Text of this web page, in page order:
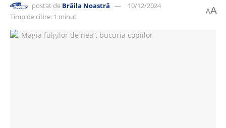
postat de Brăila Noastră
10/12/2024
Timp de citire: 1 minut
AA